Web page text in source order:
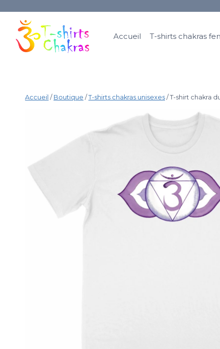
Accueil T-shirts chakras
Accueil / Boutique / T-shirts chakras unisexes / T-shirt chakra